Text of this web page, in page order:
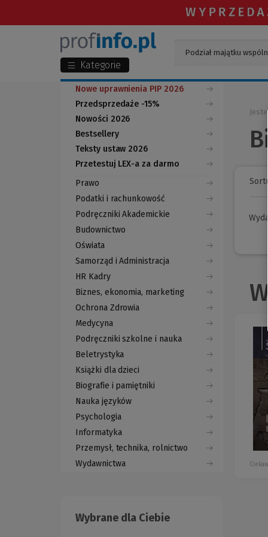
Kategorie
Nowe uprawnienia PIP 2026
Przedsprzedaże -15%
Nowości 2026
Bestsellery
Teksty ustaw 2026
Przetestuj LEX-a za darmo
(Nowe
okno)
(Link
do
innej
strony)
Prawo
Podatki i rachunkowość
Podręczniki Akademickie
Budownictwo
Oświata
Samorząd i Administracja
HR Kadry
Biznes, ekonomia, marketing
Ochrona Zdrowia
Medycyna
Podręczniki szkolne i nauka
Beletrystyka
Książki dla dzieci
Biografie i pamiętniki
Nauka języków
Psychologia
Informatyka
Przemysł, technika, rolnictwo
Wydawnictwa
Wybrane dla Ciebie